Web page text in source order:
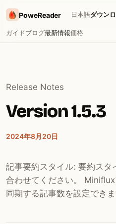
PoweReader
ガイドブログ最新情報価格
日本語ダウン
Release Notes
Version 1.5.3
2024年8月20日
記事要約スタイル: 要約スタ
合わせてください。
同期する記事数を設定できま